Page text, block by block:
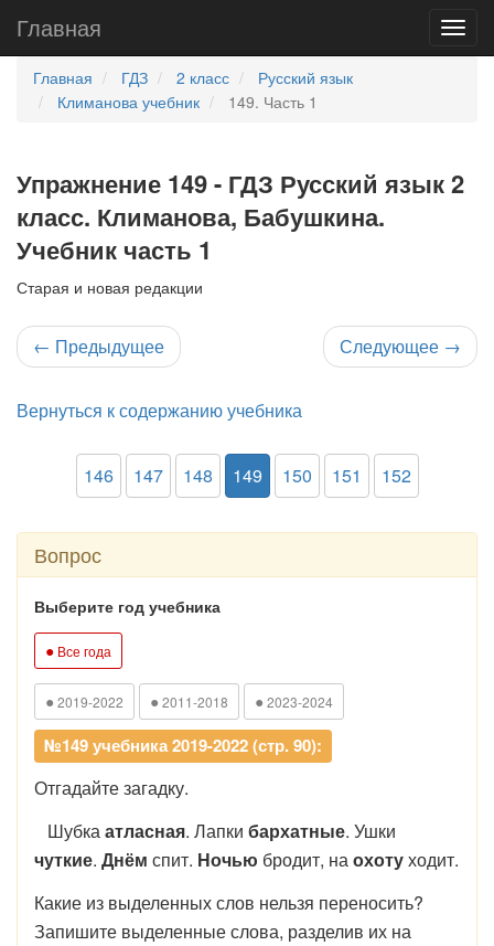
Главная
Главная ГДЗ 2 класс
Русский язык
Климанова учебник
149. Часть 1
Упражнение 149 - ГДЗ Русский язык 2
класс. Климанова, Бабушкина.
Учебник часть 1
Старая и новая редакции
← Предыдущее Следующее →
Вернуться к содержанию учебника
146 147 148 149 150 151 152
Вопрос
Выберите год учебника
● Все года
● 2019-2022 ● 2011-2018 ● 2023-2024
№149 учебника 2019-2022 (стр. 90):
Отгадайте загадку.
Шубкаатласная. Лапки бархатные. Ушки
чуткие. Днём спит. Ночью бродит, наохотуходит.
Какие из выделенных слов нельзя переносить?
Запишите выделенные слова, разделив их на